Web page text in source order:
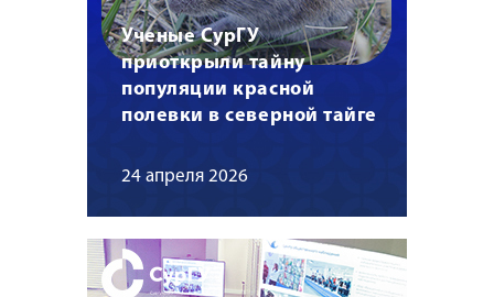
Ученые СурГУ
приоткрыли тайну
популяции красной
полевки в северной тайге
24 апреля 2026